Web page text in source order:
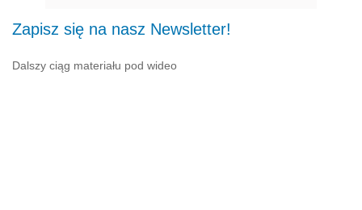
Zapisz się na nasz Newsletter!
Dalszy ciąg materiału pod wideo